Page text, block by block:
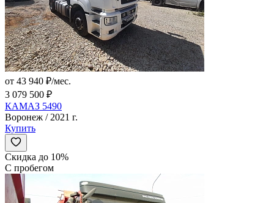
от 43 940 ₽/мес.
3 079 500 ₽
КАМАЗ 5490
Воронеж / 2021 г.
Купить
Скидка до 10%
С пробегом